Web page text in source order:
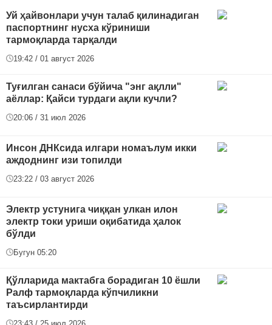
Уй ҳайвонлари учун талаб қилинадиган
паспортнинг нусха кўриниши
тармоқларда тарқалди
19:42 / 01 август 2026
Туғилган санаси бўйича "энг ақлли"
аёллар: Қайси турдаги ақли кучли?
20:06 / 31 июл 2026
Инсон ДНКсида илгари номаълум икки
аждоднинг изи топилди
23:22 / 03 август 2026
Электр устунига чиққан улкан илон
электр токи уриши оқибатида ҳалок
бўлди
Бугун 05:20
Қўлларида мактабга борадиган 10 ёшли
Ралф тармоқларда кўпчиликни
таъсирлантирди